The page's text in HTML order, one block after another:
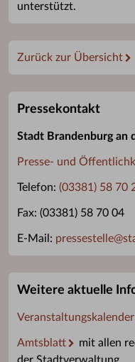
unterstützt.
Zurück zur Übersicht
Pressekontakt
Stadt Brandenburg an
Presse- und
Telefon: (03381) 58 70
Fax: (03381) 58 70 04
E-Mail: pressestelle@
Weitere aktuelle
Veranstaltungskalender
Amtsblatt
mit allen